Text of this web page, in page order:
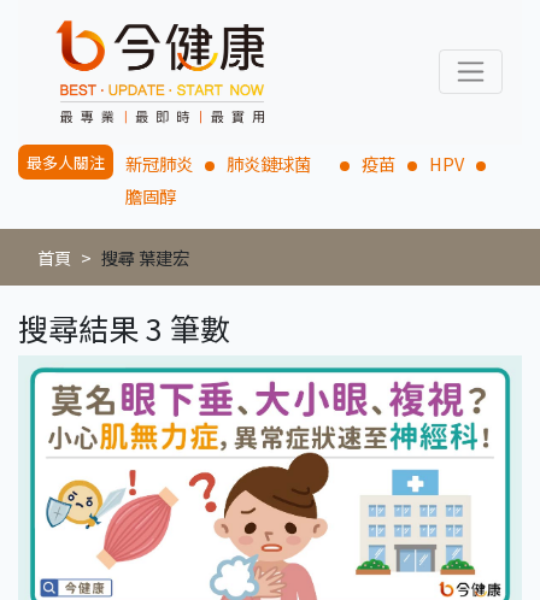
最多人關注 新冠肺炎 肺炎鏈球菌 疫苗
HPV
膽固醇
首頁 搜尋 葉建宏
搜尋結果 3 筆數